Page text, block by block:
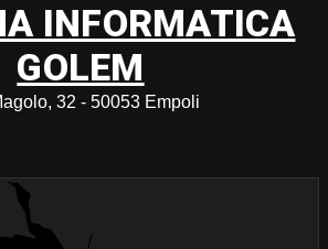
INFORMATICA
GOLEM
32 - 50053 Empoli